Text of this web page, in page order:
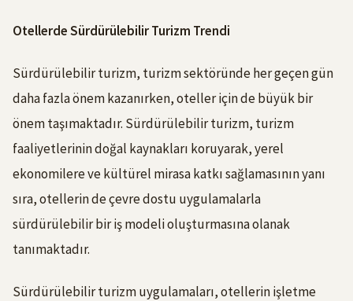
Otellerde Sürdürülebilir Turizm Trendi
Sürdürülebilir turizm, turizm sektöründe her geçen gün
daha fazla önem kazanırken, oteller için de büyük bir
önem taşımaktadır. Sürdürülebilir turizm, turizm
faaliyetlerinin doğal kaynakları koruyarak, yerel
ekonomilere ve kültürel mirasa katkı sağlamasının yanı
sıra, otellerin de çevre dostu uygulamalarla
sürdürülebilir bir iş modeli oluşturmasına olanak
tanımaktadır.
Sürdürülebilir turizm uygulamaları, otellerin işletme